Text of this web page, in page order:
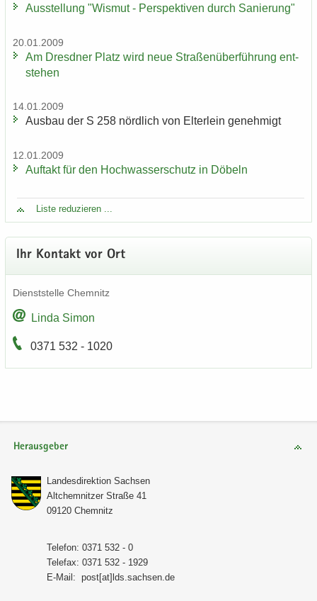
Aus­stel­lung "Wis­mut - Per­spek­ti­ven durch Sa­nie­rung"
20.01.2009
Am Dresd­ner Platz wird neue Stra­ßen­über­füh­rung ent­
ste­hen
14.01.2009
Aus­bau der S 258 nörd­lich von El­ter­lein ge­neh­migt
12.01.2009
Auf­takt für den Hoch­was­ser­schutz in Dö­beln
Liste re­du­zie­ren ...
Ihr Kon­takt vor Ort
Dienst­stel­le Chem­nitz
Linda Simon
0371 532 - 1020
Herausgeber
Lan­des­di­rek­ti­on Sach­sen
Alt­chem­nit­zer Stra­ße 41
09120 Chem­nitz
Te­le­fon: 0371 532 - 0
Te­le­fax: 0371 532 - 1929
E-​Mail: post[at]lds.sach­sen.de